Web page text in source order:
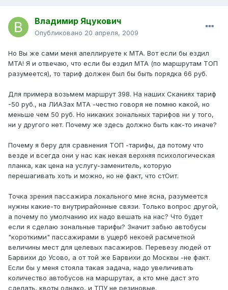
Владимир Яцукович
Опубликовано 20 апреля, 2009
Но Вы же сами меня апеллируете к МТА. Вот если бы ездил
МТА! Я и отвечаю, что если бы ездил МТА (по маршрутам ТОП
разумеется), то тариф должен был бы быть порядка 66 руб.
Для примера возьмем маршрут 398. На наших Сканиях тариф
-50 руб., на ЛИАЗах МТА -честно говоря не помню какой, но
меньше чем 50 руб. Но никаких зональных тарифов ни у того,
ни у другого нет. Почему же здесь должно быть как-то иначе?
Почему я беру для сравнения ТОП -тарифы, да потому что
везде и всегда они у нас как некая верхняя психологическая
планка, как цена на услугу-заменитель, которую
перешагивать хоть и можно, но не факт, что стОит.
Точка зрения пассажира локального мне ясна, разумеется
нужны какие-то внутрирайонные связи. Только вопрос другой,
а почему по умолчанию их надо вешать на нас? Что будет
если я сделаю зональные тарифы? Значит забью автобусы
"короткими" пассажирами в ущерб некоей расмчетной
величины мест для целевых пасажиров. Перевезу людей от
Барвихи до Усово, а от той же Барвихи до Москвы -не факт.
Если бы у меня стояла такая задача, надо увеличивать
количество автобусов на маршрутах, а кто мне даст это
сделать, квоты однако, и ТПУ не резиновые.